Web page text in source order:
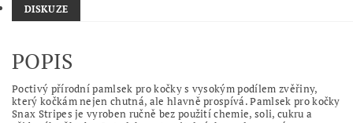
DISKUZE
POPIS
Poctivý přírodní pamlsek pro kočky s vysokým podílem zvěřiny,
který kočkám nejen chutná, ale hlavně prospívá. Pamlsek pro kočky
Snax Stripes je vyroben ručně bez použití chemie, soli, cukru a